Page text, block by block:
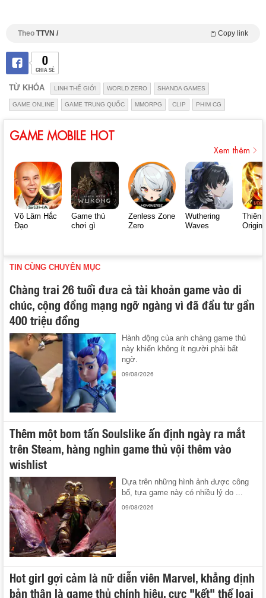
Theo TTVN / Copy link
0
CHIA SẺ
TỪ KHÓA LINH THẾ GIỚI WORLD ZERO SHANDA GAMES
GAME ONLINE GAME TRUNG QUỐC MMORPG CLIP PHIM CG
GAME MOBILE HOT
Xem thêm
Võ Lâm Hắc
Đạo
Game thủ
chơi gì
Zenless Zone
Zero
Wuthering
Waves
Thiên
Origin
TIN CÙNG CHUYÊN MỤC
Chàng trai 26 tuổi đưa cả tài khoản game vào di
chúc, cộng đồng mạng ngỡ ngàng vì đã đầu tư gần
400 triệu đồng
Hành động của anh chàng game thủ
này khiến không ít người phải bất
ngờ.
09/08/2026
Thêm một bom tấn Soulslike ấn định ngày ra mắt
trên Steam, hàng nghìn game thủ vội thêm vào
wishlist
Dựa trên những hình ảnh được công
bố, tựa game này có nhiều lý do ...
09/08/2026
Hot girl gợi cảm là nữ diễn viên Marvel, khẳng định
bản thân là game thủ chính hiệu, cực "kết" thể loại